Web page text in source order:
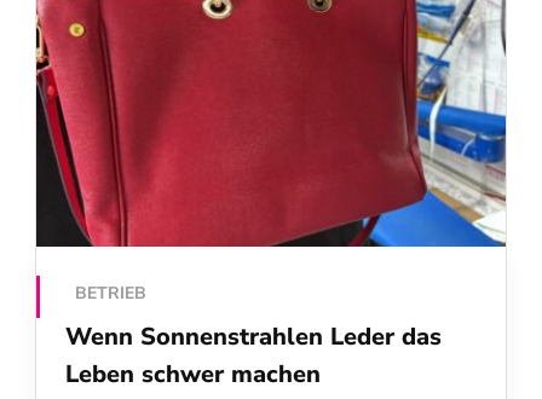
BETRIEB
Wenn Sonnenstrahlen Leder das
Leben schwer machen